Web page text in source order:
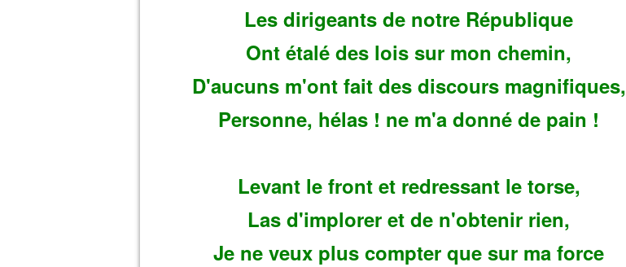
Les dirigeants de notre République
Ont étalé des lois sur mon chemin,
D'aucuns m'ont fait des discours magnifiques,
Personne, hélas ! ne m'a donné de pain !
Levant le front et redressant le torse,
Las d'implorer et de n'obtenir rien,
Je ne veux plus compter que sur ma force